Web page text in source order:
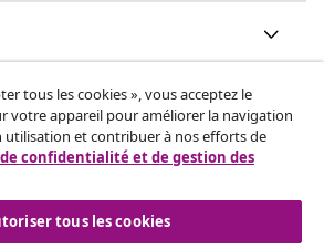
tous les cookies », vous acceptez le
votre appareil pour améliorer la navigation
utilisation et contribuer à nos efforts de
confidentialité et de gestion des
tous les cookies